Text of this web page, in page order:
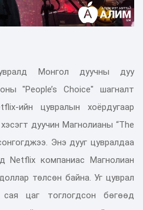
Монгол дуучны дуу
"People’s Choice" шагналт
ийн цувралын хоёрдугаар
дуучин Магнолианы “The
Энэ дууг цувралдаа
Netflix компаниас Магнолиан
төлсөн байна. Уг цуврал
цаг тоглогдсон бөгөөд